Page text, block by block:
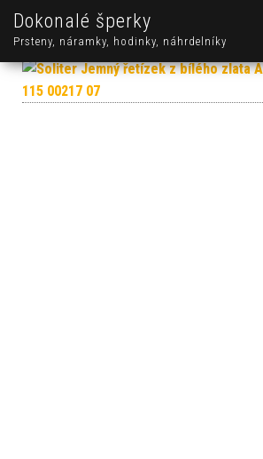
Dokonalé šperky
Prsteny, náramky, hodinky, náhrdelníky